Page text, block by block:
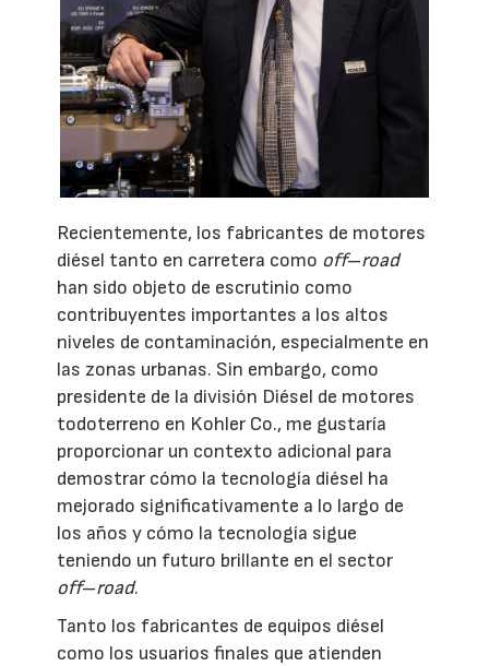
Recientemente, los fabricantes de motores
diésel tanto en carretera como off–road
han sido objeto de escrutinio como
contribuyentes importantes a los altos
niveles de contaminación, especialmente en
las zonas urbanas. Sin embargo, como
presidente de la división Diésel de motores
todoterreno en Kohler Co., me gustaría
proporcionar un contexto adicional para
demostrar cómo la tecnología diésel ha
mejorado significativamente a lo largo de
los años y cómo la tecnología sigue
teniendo un futuro brillante en el sector
off–road.
Tanto los fabricantes de equipos diésel
como los usuarios finales que atienden